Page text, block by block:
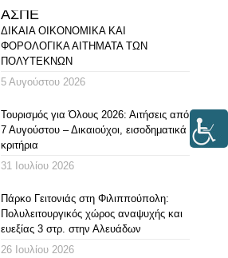
ΑΣΠΕ
ΔΙΚΑΙΑ ΟΙΚΟΝΟΜΙΚΑ ΚΑΙ
ΦΟΡΟΛΟΓΙΚΑ ΑΙΤΗΜΑΤΑ ΤΩΝ
ΠΟΛΥΤΕΚΝΩΝ
5 Αυγούστου 2026
Τουρισμός για Όλους 2026: Αιτήσεις από
7 Αυγούστου – Δικαιούχοι, εισοδηματικά
κριτήρια
31 Ιουλίου 2026
Πάρκο Γειτονιάς στη Φιλιππούπολη:
Πολυλειτουργικός χώρος αναψυχής και
ευεξίας 3 στρ. στην Αλευάδων
26 Ιουλίου 2026